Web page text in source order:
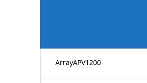
ArrayAPV1200